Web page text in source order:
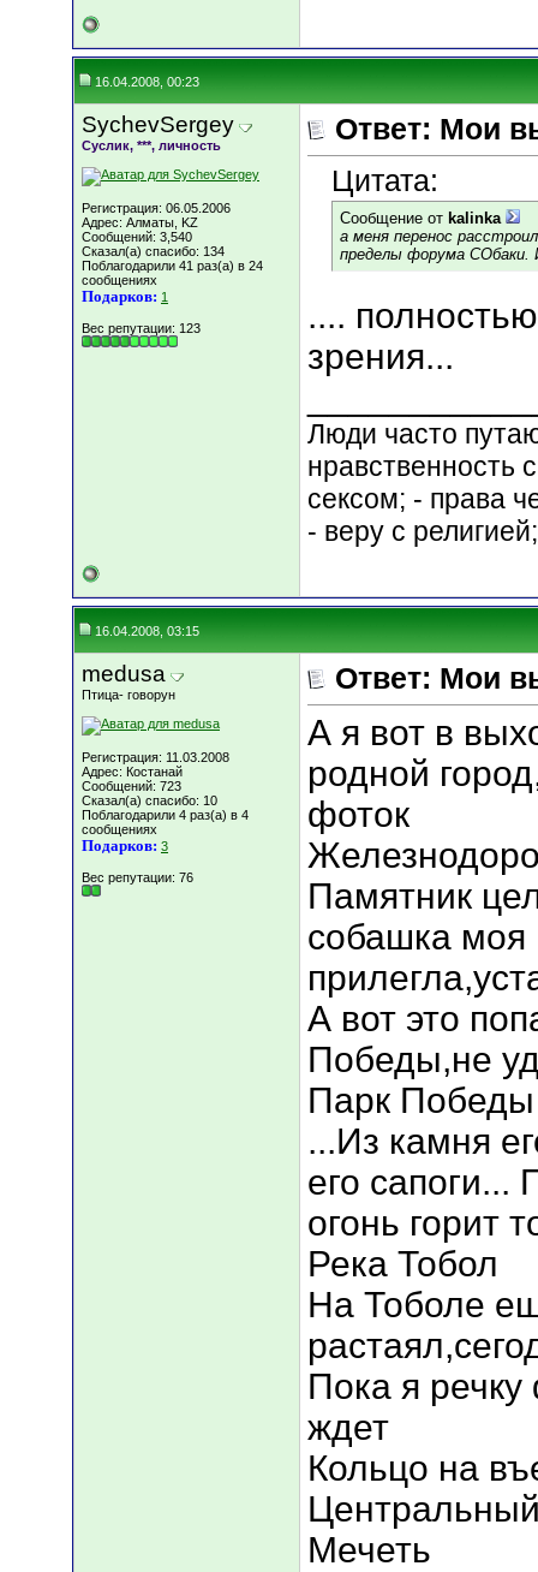
16.04.2008, 00:23
SychevSergey
Суслик, ***, личность
Регистрация: 06.05.2006
Адрес: Алматы, KZ
Сообщений: 3,540
Сказал(а) спасибо: 134
Поблагодарили 41 раз(а) в 24
сообщениях
Подарков: 1
Вес репутации: 123
Ответ: Мои
Цитата:
Сообщение от kalinka
а меня перенос
пределы форума
....
зрения...
Люди часто
нравственность
сексом; - права
- веру с
16.04.2008, 03:15
medusa
Птица- говорун
Регистрация: 11.03.2008
Адрес: Костанай
Сообщений: 723
Сказал(а) спасибо: 10
Поблагодарили 4 раз(а) в 4
сообщениях
Подарков: 3
Вес репутации: 76
Ответ: Мои
А я вот в
родной
фоток
Памятник
собашка моя
А вот это
Победы,не
Парк Победы
...Из камня
его
огонь горит
Река Тобол
На Тоболе
Пока я
ждет
Кольцо на
Мечеть